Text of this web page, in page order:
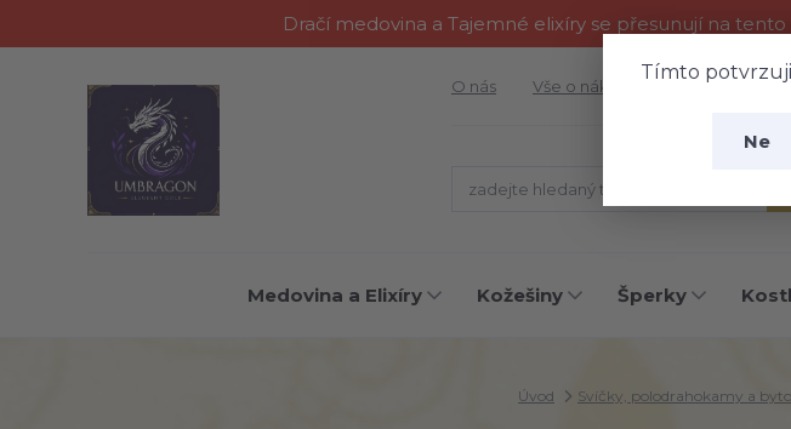
Dračí medovina a Tajemné elixíry se přesunují na
Tímto
Ne
O nás Vše o nákupu Fotogalerie
Medovina a Elixíry Kožešiny Šperky
Úvod Svíčky, polodrahokamy a